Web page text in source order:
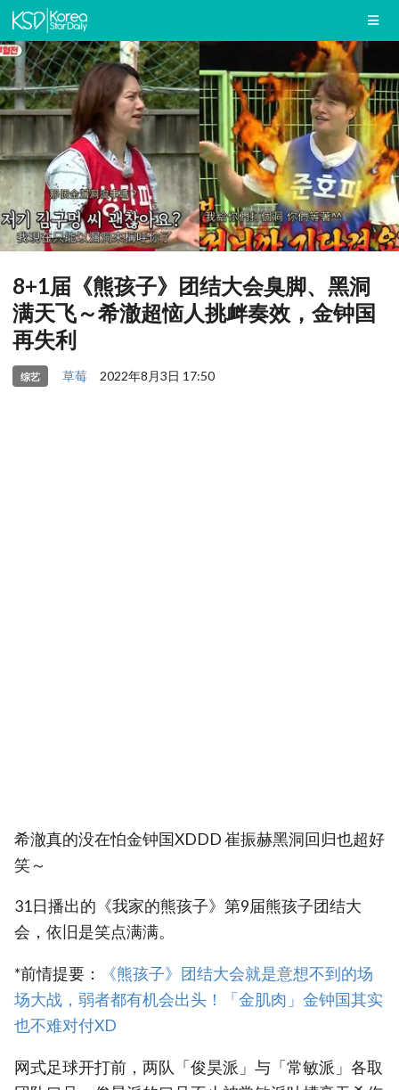
8+1届《熊孩子》团结大会臭脚、黑洞
满天飞～希澈超恼人挑衅奏效，金钟国
再失利
综艺 草莓 2022年8月3日 17:50
希澈真的没在怕金钟国XDDD 崔振赫黑洞回归也超好
笑～
31日播出的《我家的熊孩子》第9届熊孩子团结大
会，依旧是笑点满满。
*前情提要：
‎《熊孩子》团结大会就是意想不到的场
场大战，弱者都有机会出头！「金肌肉」金钟国其实
也不难对付XD
网式足球开打前，两队「俊昊派」与「常敏派」各取